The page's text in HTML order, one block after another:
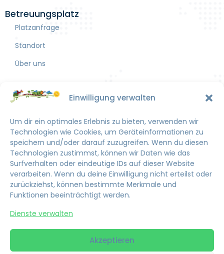
Einwilligung verwalten
Um dir ein optimales Erlebnis zu bieten, verwenden wir
Technologien wie Cookies, um Geräteinformationen zu
speichern und/oder darauf zuzugreifen. Wenn du diesen
Technologien zustimmst, können wir Daten wie das
Surfverhalten oder eindeutige IDs auf dieser Website
verarbeiten. Wenn du deine Einwilligung nicht erteilst oder
zurückziehst, können bestimmte Merkmale und
Funktionen beeinträchtigt werden.
Dienste verwalten
Akzeptieren
Betreuungsplatz
Platzanfrage
Standort
Über uns
Kontakt
FAQ
Kontakt
Impressum
Datenschutzerklärung
Cookie-Richtlinie (EU)
Anschrift
50933 Köln
brieftaube@nachtigall-koeln.de